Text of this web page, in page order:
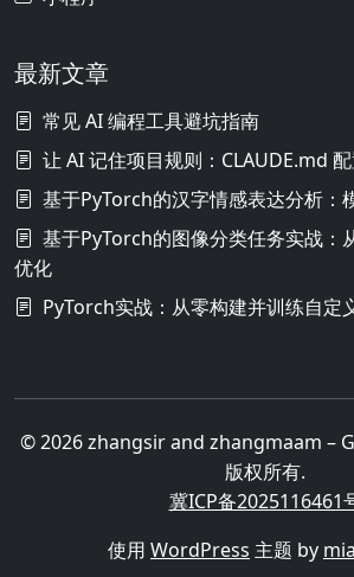
最新文章
常见 AI 编程工具避坑指南
让 AI 记住项目规则：CLAUDE.md
基于PyTorch的汉字情感表达分析：
基于PyTorch的图像分类任务实战：
优化
PyTorch实战：从零构建并训练自定
© 2026 zhangsir and zhangmaam –
版权所有.
冀ICP备2025116461
使用 WordPress 主题 by